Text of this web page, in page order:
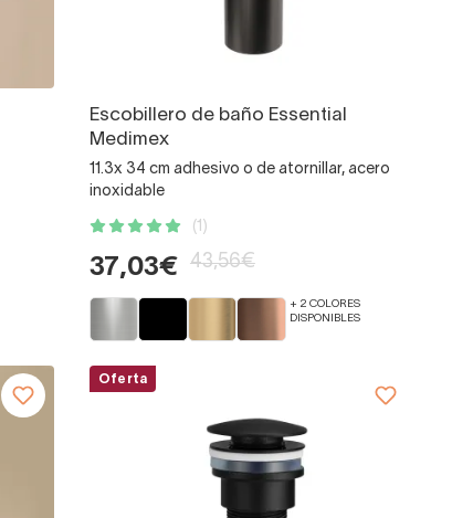
Escobillero de baño Essential
Medimex
11.3x 34 cm adhesivo o de atornillar, acero
inoxidable
(1)
37,03€ 43,56€
+ 2 COLORES
DISPONIBLES
Oferta